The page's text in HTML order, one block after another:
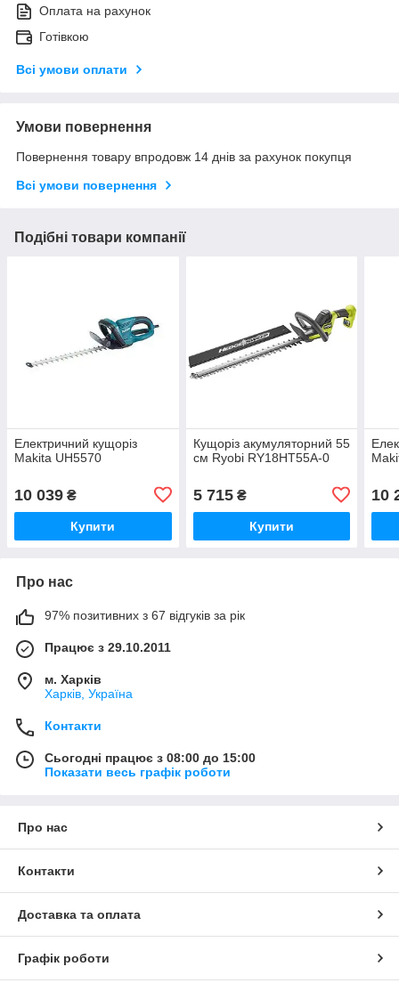
Оплата на рахунок
Готівкою
Всі умови оплати
Умови повернення
Повернення товару впродовж 14 днів за рахунок покупця
Всі умови повернення
Подібні товари компанії
Електричний кущоріз
Makita UH5570
10 039 ₴
Купити
Кущоріз акумуляторний 55
см Ryobi RY18HT55A-0
5 715₴
Купити
10
Про нас
97% позитивних з 67 відгуків за рік
Працює з 29.10.2011
м. Харків
Харків, Україна
Контакти
Сьогодні працює з 08:00 до 15:00
Показати весь графік роботи
Про нас
Контакти
Доставка та оплата
Графік роботи